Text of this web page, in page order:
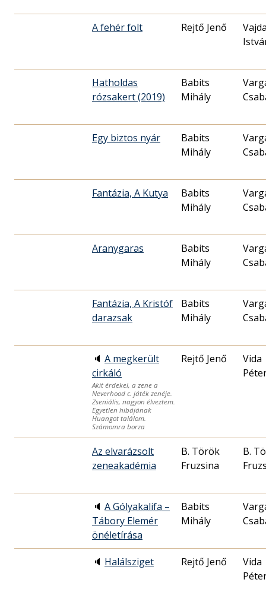
A fehér folt Rejtő Jenő
Hatholdas
rózsakert (2019)
Babits
Mihály
Egy biztos nyár
Babits
Mihály
Fantázia, A Kutya
Babits
Mihály
Aranygaras
Babits
Mihály
Fantázia, A Kristóf
darazsak
Babits
Mihály
🔈 A megkerült
cirkáló
Akit érdekel, a zene a
Neverhood c. játék zenéje.
Zseniális, nagyon élveztem.
Egyetlen hibájának
Huangot találom.
Számomra borza
Rejtő Jenő
Vida
Az elvarázsolt
zeneakadémia
B. Török
Fruzsina
B.
🔈 A Gólyakalifa –
Tábory Elemér
önéletírása
Babits
Mihály
🔈 Halálsziget Rejtő Jenő
Vida